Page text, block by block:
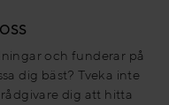
och funderar på
dig bäst? Tveka inte
dig att hitta